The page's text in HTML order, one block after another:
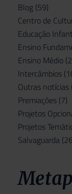
Blog (59)
Centro de
Educação
Ensino
Ensino Médio
Intercâmbios
Outras notícias
Premiações (7)
Projetos
Projetos
Salvaguarda